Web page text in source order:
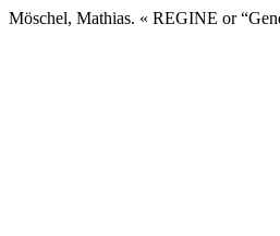
Möschel, Mathias. « REGINE or